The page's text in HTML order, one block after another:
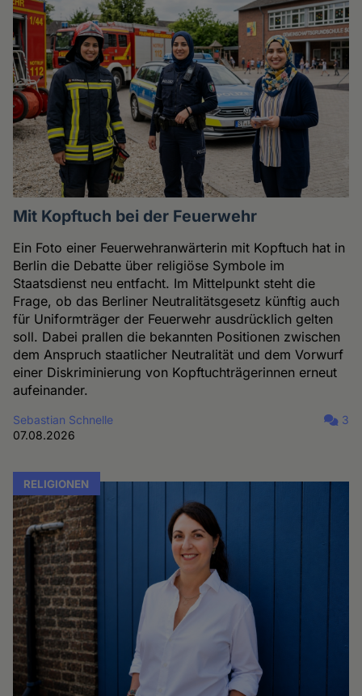
Mit Kopftuch bei der Feuerwehr
Ein Foto einer Feuerwehranwärterin mit Kopftuch hat in
Berlin die Debatte über religiöse Symbole im
Staatsdienst neu entfacht. Im Mittelpunkt steht die
Frage, ob das Berliner Neutralitätsgesetz künftig auch
für Uniformträger der Feuerwehr ausdrücklich gelten
soll. Dabei prallen die bekannten Positionen zwischen
dem Anspruch staatlicher Neutralität und dem Vorwurf
einer Diskriminierung von Kopftuchträgerinnen erneut
aufeinander.
Sebastian Schnelle
07.08.2026
3
RELIGIONEN